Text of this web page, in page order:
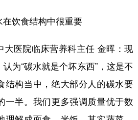
西 海南
州 云南 西藏
肃 青海 宁夏
古 黑龙江
饮食结构中很重要
医院临床营养科主任 金晖：现
为“碳水就是个坏东西”，这是不
结构当中，绝大部分人的碳水要
一半。我们更多强调质量优于数